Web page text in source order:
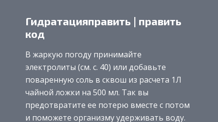
Гидратацияправить | править
код
В жаркую погоду принимайте
электролиты (см. с. 40) или добавьте
поваренную соль в сквош из расчета 1Л
чайной ложки на 500 мл. Так вы
предотвратите ее потерю вместе с потом
и поможете организму удерживать воду.